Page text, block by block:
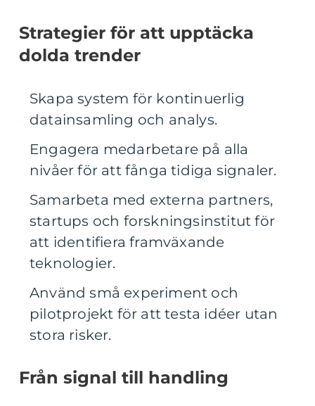
Strategier för att upptäcka
dolda trender
Skapa system för kontinuerlig
datainsamling och analys.
Engagera medarbetare på alla
nivåer för att fånga tidiga signaler.
Samarbeta med externa partners,
startups och forskningsinstitut för
att identifiera framväxande
teknologier.
Använd små experiment och
pilotprojekt för att testa idéer utan
stora risker.
Från signal till handling